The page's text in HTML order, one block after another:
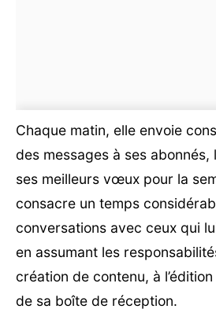
Chaque matin, elle envoie
des messages à ses
ses meilleurs vœux pour la
consacre un temps
conversations avec ceux qui
en assumant les
création de contenu, à
de sa boîte de réception.